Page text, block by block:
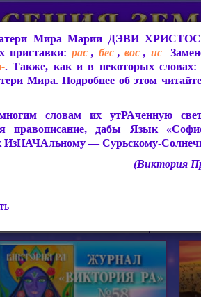
Мира
Живое Слово
Статьи, Книги,
Мира Марии ДЭВИ ХРИСТОС
приставки: рас-, бес-,вос-, ис-
. Также, как и в некоторых словах:
Мира. Подробнее об этом
словам их утРАченную
правописание, дабы Язык
ИзНАЧАльному — Сурьскому-
(Виктория